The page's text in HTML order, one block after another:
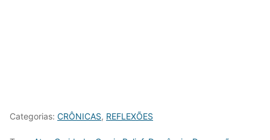
Categorias: CRÔNICAS, REFLEXÕES